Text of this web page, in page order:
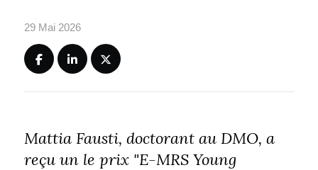
29 Mai 2026
Mattia Fausti, doctorant au DMO, a
reçu un le prix "E-MRS Young